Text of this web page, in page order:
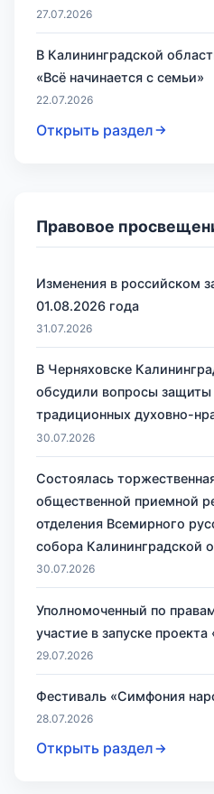
27.07.2026
В Калининградской
«Всё начинается с семьи»
22.07.2026
Открыть раздел
Правовое
Изменения в российском
01.08.2026 года
31.07.2026
В Черняховске
обсудили вопросы защиты
традиционных духовно-
30.07.2026
Состоялась
общественной приемной
отделения Всемирного
собора Калининградской
30.07.2026
Уполномоченный по
участие в запуске
29.07.2026
Фестиваль «Симфония
28.07.2026
Открыть раздел